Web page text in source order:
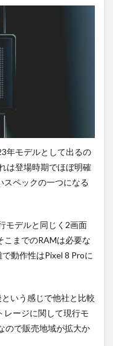
年モデルとして出るの
は登場時期でほぼ明確
スペックの一つになる
モデルと同じく2画面
こまでのRAMは必要な
動作性はPixel 8 Proに
いう感じで他社と比較
レージに関して現行モ
ので販売地域が拡大か